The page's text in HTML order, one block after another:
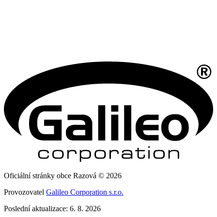
Oficiální stránky obce Razová © 2026
Provozovatel Galileo Corporation s.r.o.
Poslední aktualizace: 6. 8. 2026